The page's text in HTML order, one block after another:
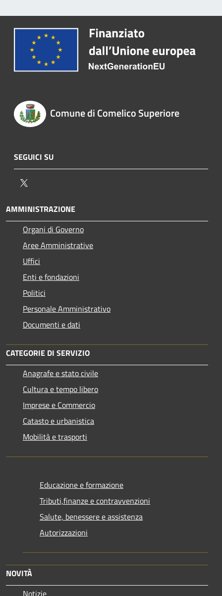
Comune di Comelico Superiore
SEGUICI SU
AMMINISTRAZIONE
Organi di Governo
Aree Amministrative
Uffici
Enti e fondazioni
Politici
Personale Amministrativo
Documenti e dati
CATEGORIE DI SERVIZIO
Anagrafe e stato civile
Cultura e tempo libero
Imprese e Commercio
Catasto e urbanistica
Mobilità e trasporti
Educazione e formazione
Tributi,finanze e contravvenzioni
Salute, benessere e assistenza
Autorizzazioni
NOVITÀ
Notizie